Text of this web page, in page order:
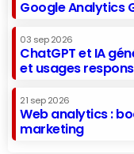
Google Analytics
03 sep 2026
ChatGPT et IA
et usages
21 sep 2026
Web analytics :
marketing